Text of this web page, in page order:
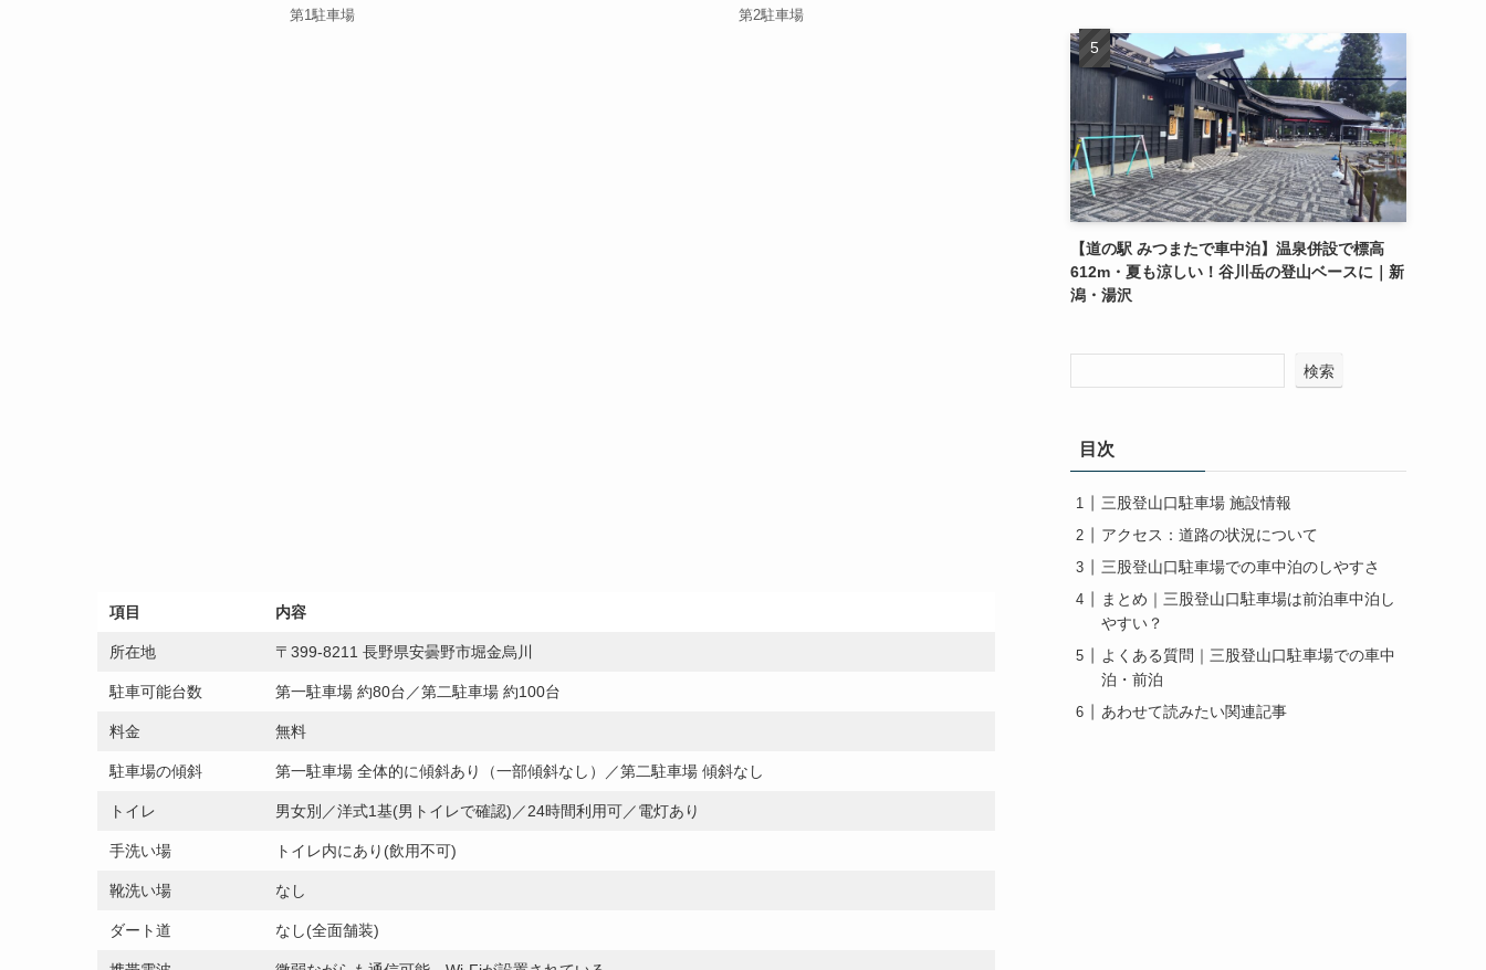
第1駐車場 第2駐車場
項目 内容
所在地 〒399-8211 長野県安曇野市堀金烏川
駐車可能台数 第一駐車場 約80台／第二駐車場 約100台
料金 無料
駐車場の傾斜 第一駐車場 全体的に傾斜あり（一部傾斜なし）／第二駐車場 傾斜なし
トイレ 男女別／洋式1基(男トイレで確認)／24時間利用可／電灯あり
手洗い場 トイレ内にあり(飲用不可)
靴洗い場 なし
ダート道 なし(全面舗装)
【道の駅 みつまたで車中泊】温泉併設で標高
612m・夏も涼しい！谷川岳の登山ベースに｜新
潟・湯沢
検索
目次
三股登山口駐車場 施設情報
アクセス：道路の状況について
三股登山口駐車場での車中泊のしやすさ
まとめ｜三股登山口駐車場は前泊車中泊し
やすい？
よくある質問｜三股登山口駐車場での車中
泊・前泊
あわせて読みたい関連記事